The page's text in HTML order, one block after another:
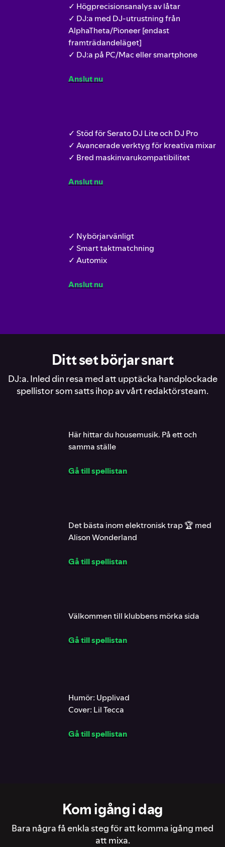
✓ Högprecisionsanalys av låtar
✓ DJ:a med DJ‑utrustning från
AlphaTheta/Pioneer [endast
framträdandeläget]
✓ DJ:a på PC/Mac eller smartphone
Anslut nu
✓ Stöd för Serato DJ Lite och DJ Pro
✓ Avancerade verktyg för kreativa mixar
✓ Bred maskinvarukompatibilitet
Anslut nu
✓ Nybörjarvänligt
✓ Smart taktmatchning
✓ Automix
Anslut nu
Ditt set börjar snart
DJ:a. Inled din resa med att upptäcka handplockade
spellistor som satts ihop av vårt redaktörsteam.
Här hittar du housemusik. På ett och
samma ställe
Gå till spellistan
Det bästa inom elektronisk trap 🏆 med
Alison Wonderland
Gå till spellistan
Välkommen till klubbens mörka sida
Gå till spellistan
Humör: Upplivad
Cover: Lil Tecca
Gå till spellistan
Kom igång i dag
Bara några få enkla steg för att komma igång med
att mixa.